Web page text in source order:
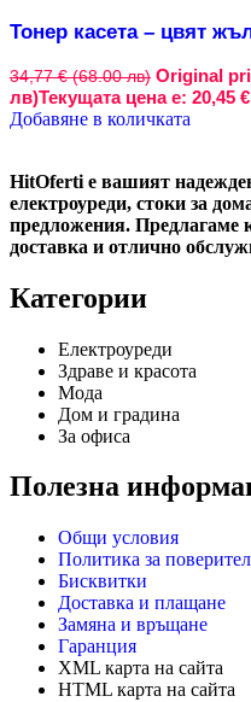
Тонер касета – цвят
34,77 € (68.00 лв) Original
лв)Текущата цена е: 20,45
Добавяне в количката
HitOferti е вашият
електроуреди, стоки за
предложения. Предлагаме
доставка и отлично
Категории
Електроуреди
Здраве и красота
Мода
Дом и градина
За офиса
Полезна
Общи условия
Политика за
Бисквитки
Доставка и плащане
Замяна и връщане
Гаранция
XML карта на сайта
HTML карта на сайта